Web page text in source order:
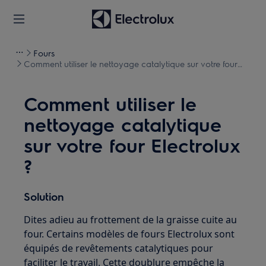
Fours
Comment utiliser le nettoyage catalytique sur votre four
Comment utiliser le
nettoyage catalytique
sur votre four Electrolux
?
Solution
Dites adieu au frottement de la graisse cuite au
four. Certains modèles de fours Electrolux sont
équipés de revêtements catalytiques pour
faciliter le travail. Cette doublure empêche la